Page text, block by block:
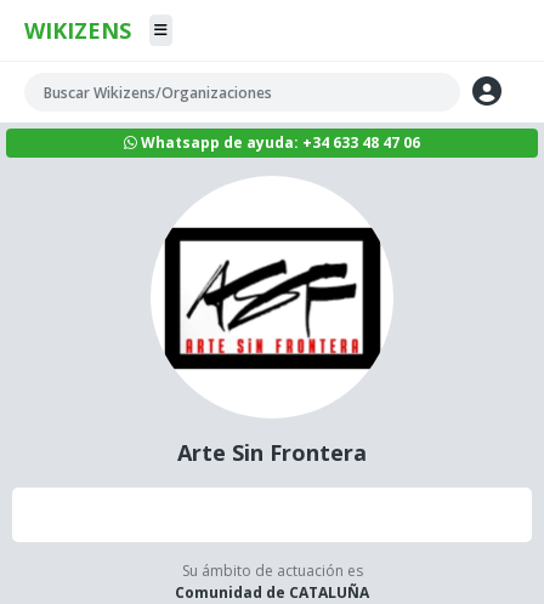
WIKIZENS
Whatsapp de ayuda: +34 633 48 47 06
Arte Sin Frontera
Su ámbito de actuación es
Comunidad de CATALUÑA